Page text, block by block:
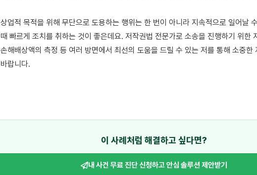
상업적 목적을 위해 무단으로 도용하는 행위는 한 번이 아니라 지속적으로 일어날
때 빠르게 조치를 취하는 것이 좋은데요. 저작권법 전문가로 소송을 진행하기 위한
손해배상액의 측정 등 여러 방면에서 최선의 도움을 드릴 수 있는 저를 통해 소중한
바랍니다.
이 사례처럼 해결하고 싶다면?
내 사건 무료 진단 신청하고안심 솔루션 제안받기